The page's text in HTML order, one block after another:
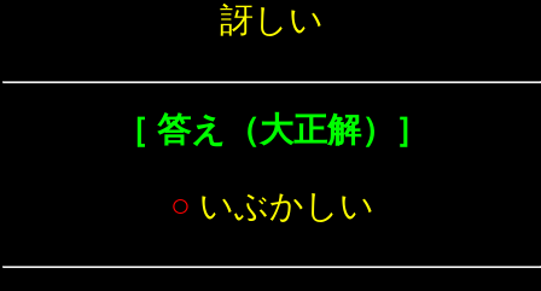
訝しい
［ 答え（大正解）］
○ いぶかしい